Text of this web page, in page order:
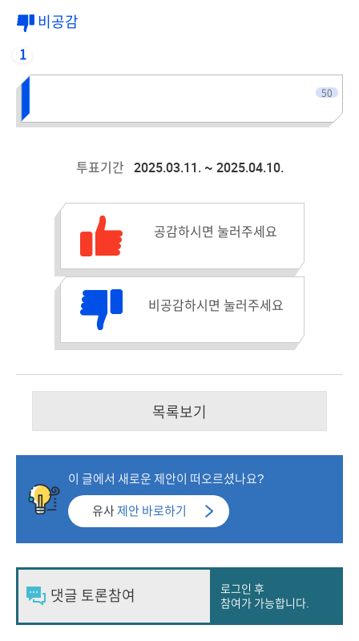
비공감
1
50
투표기간 2025.03.11. ~ 2025.04.10.
공감수 :
공감하시면 눌러주세요
비공감수 :
비공감하시면 눌러주세요
목록보기
이 글에서 새로운 제안이 떠오르셨나요?
유사 제안 바로하기
로그인 후
참여가 가능합니다.